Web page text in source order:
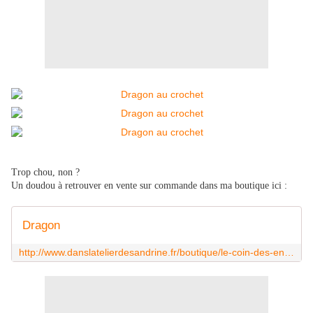
Trop chou, non ?
Un doudou à retrouver en vente sur commande dans ma boutique ici :
Dragon